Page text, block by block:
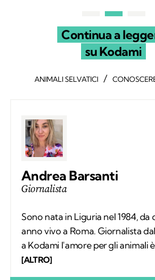
Continua a
su Kodami
ANIMALI SELVATICI /
Andrea Barsanti
Giornalista
Sono nata in Liguria nel 1984, da
anno vivo a Roma. Giornalista
a Kodami l'amore per gli animali
un lavoro attraverso cui provo a
[ALTRO]